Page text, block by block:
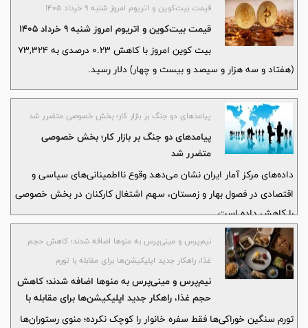
قیمت بیت‌کوین و اتریوم امروز شنبه ۹ خرداد ۱۴۰۵
قیمت بیت‌کوین و اتریوم امروز شنبه ۹ خرداد ۱۴۰۵
بیت کوین امروز با کاهش 0.23 درصدی به 73,324
(هفتاد و سه هزار و سیصد و بیست و چهار) دلار رسید.
پیامدهای دو جنگ بر بازار کار؛ بخش خصوصی متضرر شد
پیامدهای دو جنگ بر بازار کار؛ بخش خصوصی
متضرر شد
داده‌های مرکز آمار ایران نشان می‌دهد وقوع نااطمینانی‌های سیاسی و
اقتصادی در فصول بهار و زمستان، سهم اشتغال کارکنان در بخش خصوصی
را کاهش داده است
نیم‌پرس و مینی‌پرس به منوها اضافه شدند؛ کاهش حجم
غذا، راهکار جدید اپلیکیشن‌ها برای مقابله با تورم
نیم‌پرس و مینی‌پرس به منوها اضافه شدند؛ کاهش
حجم غذا، راهکار جدید اپلیکیشن‌ها برای مقابله با
تورم
تورم سنگین خوراکی‌ها فقط سفره خانوار را کوچک نکرده؛ منوی رستوران‌ها